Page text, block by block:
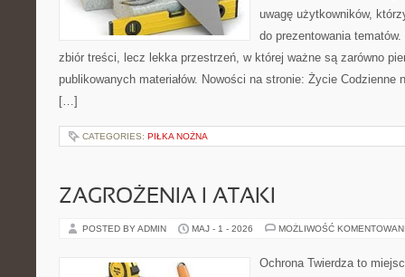
uwagę użytkowników,
do prezentowania
zbiór treści, lecz lekka przestrzeń, w której ważne są zarówno
publikowanych materiałów. Nowości na stronie: Życie Codzienne
[…]
CATEGORIES: PIŁKA NOŻNA
ZAGROŻENIA I ATAKI
POSTED BY ADMIN MAJ - 1 - 2026 MOŻLIWOŚĆ
Ochrona Twierdza to